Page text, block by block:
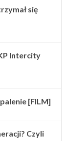
się
Intercity
[FILM]
Czyli